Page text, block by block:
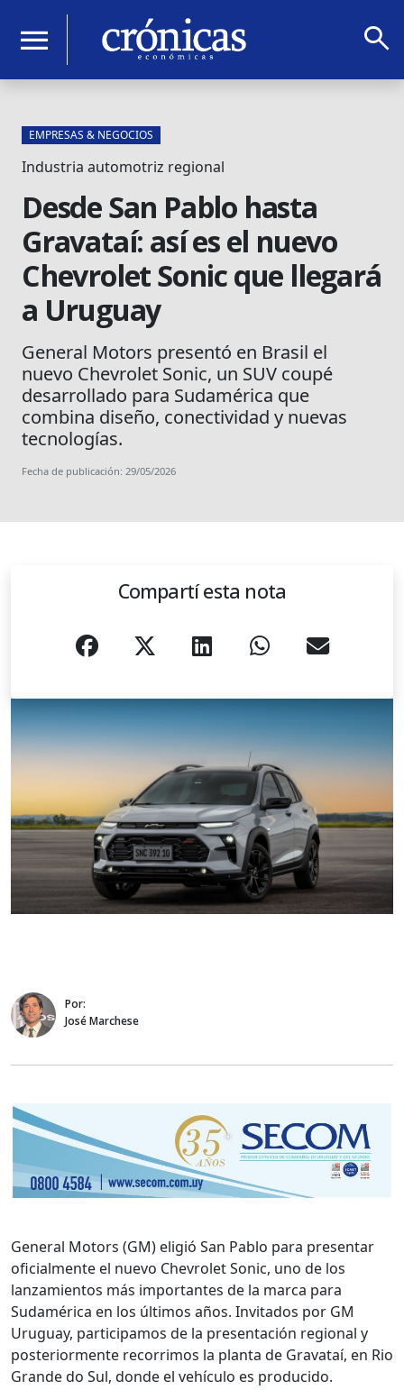
menu search
EMPRESAS & NEGOCIOS
Industria automotriz regional
Desde San Pablo hasta
Gravataí: así es el nuevo
Chevrolet Sonic que llegará
a Uruguay
General Motors presentó en Brasil el
nuevo Chevrolet Sonic, un SUV coupé
desarrollado para Sudamérica que
combina diseño, conectividad y nuevas
tecnologías.
Fecha de publicación: 29/05/2026
Compartí esta nota
Por:
José Marchese
General Motors (GM) eligió San Pablo para presentar
oficialmente el nuevo Chevrolet Sonic, uno de los
lanzamientos más importantes de la marca para
Sudamérica en los últimos años. Invitados por GM
Uruguay, participamos de la presentación regional y
posteriormente recorrimos la planta de Gravataí, en Rio
Grande do Sul, donde el vehículo es producido.